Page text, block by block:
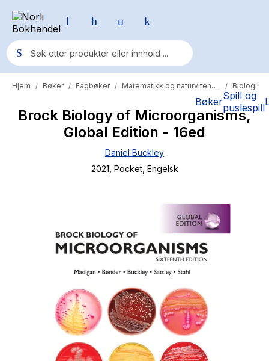
BøkerSpill og
puslespill
Populære søk
Pokemon
One piece
Fury Bound - Sable Sorensen
Hypopressiv trening
The Housemaid
Hjem / Bøker / Fagbøker / Matematikk og naturvitenskap / Biologi
Brock Biology of Microorganisms,
Global Edition - 16ed
Daniel Buckley
2021 , Pocket, Engelsk